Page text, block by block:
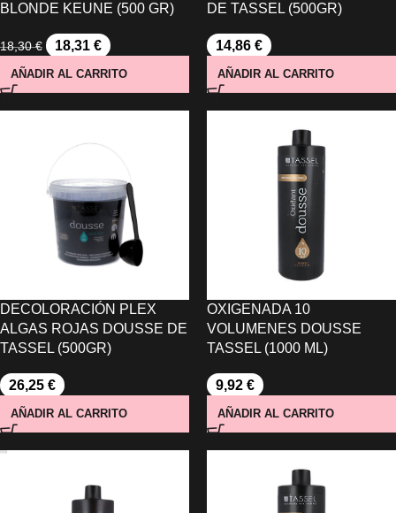
BLONDE KEUNE (500 GR)
18,30€ 18,31 €
AÑADIR AL CARRITO
DE TASSEL (500GR)
14,86 €
AÑADIR AL CARRITO
DECOLORACIÓN PLEX
ALGAS ROJAS DOUSSE DE
TASSEL (500GR)
26,25 €
AÑADIR AL CARRITO
OXIGENADA 10
VOLUMENES DOUSSE
TASSEL (1000 ML)
9,92 €
AÑADIR AL CARRITO